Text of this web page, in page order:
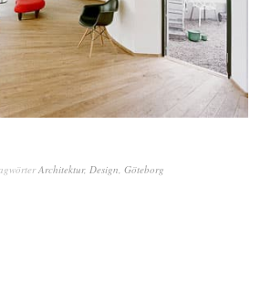
Architektur, Design Göteborg